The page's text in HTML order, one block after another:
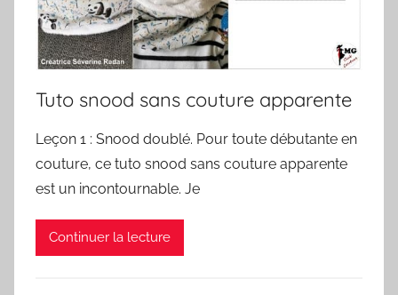
Tuto snood sans couture apparente
Leçon 1 : Snood doublé. Pour toute débutante en
couture, ce tuto snood sans couture apparente
est un incontournable. Je
Continuer la lecture